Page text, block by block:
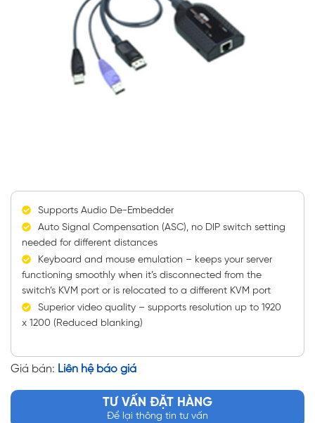
Supports Audio De-Embedder
Auto Signal Compensation (ASC), no DIP switch setting
needed for different distances
Keyboard and mouse emulation – keeps your server
functioning smoothly when it’s disconnected from the
switch’s KVM port or is relocated to a different KVM port
Superior video quality – supports resolution up to 1920
x 1200 (Reduced blanking)
Giá bán: Liên hệ báo giá
TƯ VẤN ĐẶT HÀNG
Để lại thông tin tư vấn